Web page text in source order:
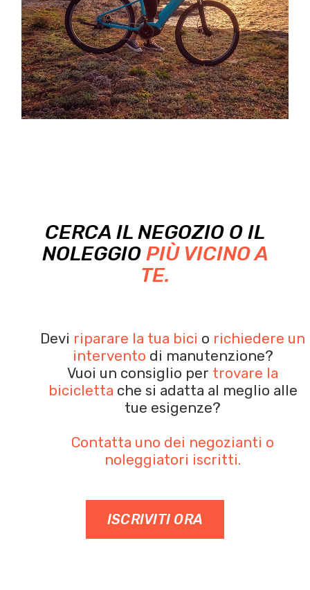
CERCA IL NEGOZIO O IL
NOLEGGIO PIÙ VICINO A
TE.
Devi riparare la tua bici o richiedere un
intervento di manutenzione?
Vuoi un consiglio per trovare la
bicicletta che si adatta al meglio alle
tue esigenze?
Contatta uno dei negozianti o
noleggiatori iscritti.
ISCRIVITI ORA